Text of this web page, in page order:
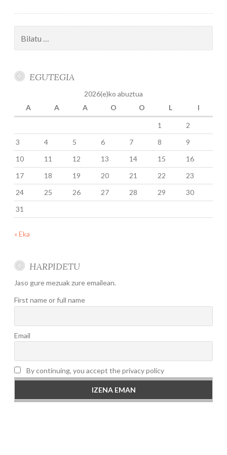
EGUTEGIA
2026(e)ko abuztua
A
A A O O L I
1
2
3
4 5 6 7 8
9
10
11 12 13 14 15
16
17
18 19 20 21 22
23
24
25 26 27 28 29
30
31
« Eka
HARPIDETU
Jaso gure mezuak zure emailean.
First name or full name
Email
By continuing, you accept the privacy policy